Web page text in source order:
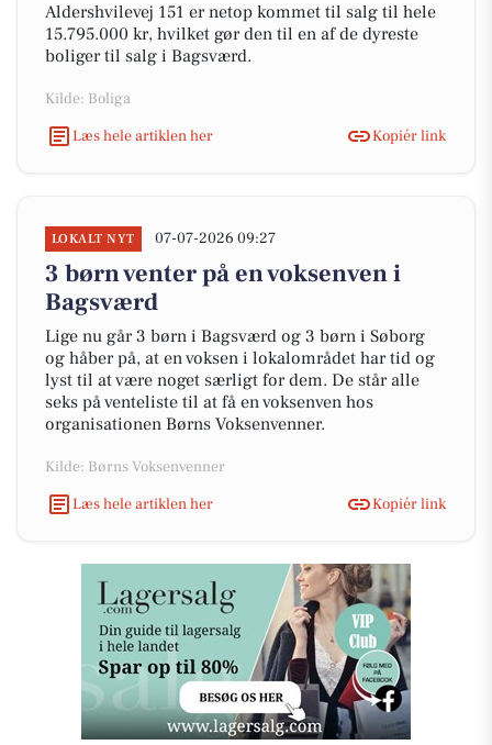
Aldershvilevej 151 er netop kommet til salg til hele
15.795.000 kr, hvilket gør den til en af de dyreste
boliger til salg i Bagsværd.
Kilde: Boliga
Læs hele artiklen her
Kopiér link
LOKALT NYT 07-07-2026 09:27
3 børn venter på en voksenven i
Bagsværd
Lige nu går 3 børn i Bagsværd og 3 børn i Søborg
og håber på, at en voksen i lokalområdet har tid og
lyst til at være noget særligt for dem. De står alle
seks på venteliste til at få en voksenven hos
organisationen Børns Voksenvenner.
Kilde: Børns Voksenvenner
Læs hele artiklen her
Kopiér link